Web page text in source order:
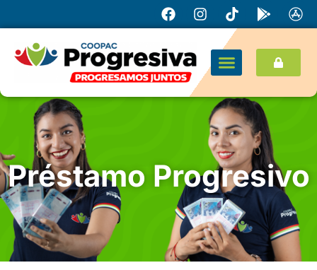
Préstamo Progresivo